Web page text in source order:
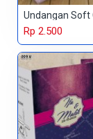
Undangan Soft
Rp 2.500